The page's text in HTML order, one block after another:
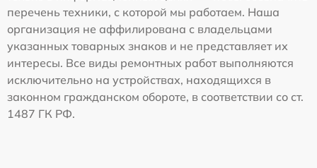
перечень техники, с которой мы работаем. Наша
организация не аффилирована с владельцами
указанных товарных знаков и не представляет их
интересы. Все виды ремонтных работ выполняются
исключительно на устройствах, находящихся в
законном гражданском обороте, в соответствии со ст.
1487 ГК РФ.